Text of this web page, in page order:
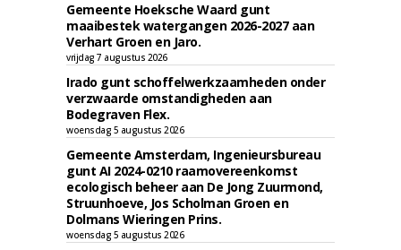
Gemeente Hoeksche Waard gunt
maaibestek watergangen 2026-2027 aan
Verhart Groen en Jaro.
vrijdag 7 augustus 2026
Irado gunt schoffelwerkzaamheden onder
verzwaarde omstandigheden aan
Bodegraven Flex.
woensdag 5 augustus 2026
Gemeente Amsterdam, Ingenieursbureau
gunt AI 2024-0210 raamovereenkomst
ecologisch beheer aan De Jong Zuurmond,
Struunhoeve, Jos Scholman Groen en
Dolmans Wieringen Prins.
woensdag 5 augustus 2026